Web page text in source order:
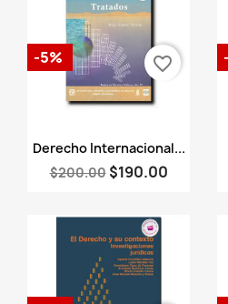
Vista rápida
Derecho Internacional...
$200.00 $190.00
-5% favorite_border